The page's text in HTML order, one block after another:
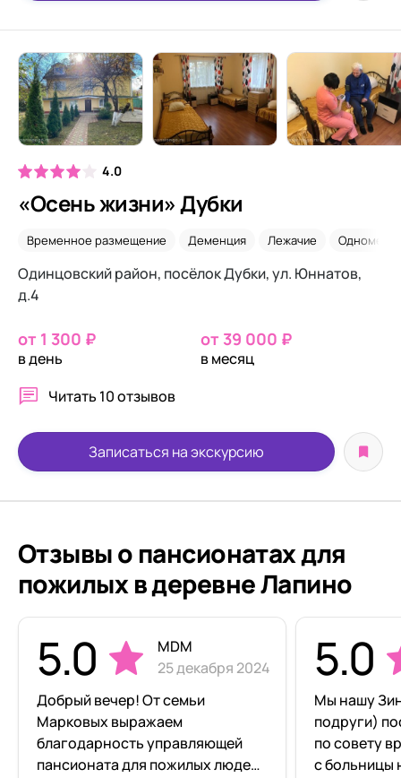
4.0
«Осень жизни» Дубки
Временное размещение Деменция Лежачие
Одинцовский район, посёлок Дубки, ул. Юннатов,
д.4
от 1 300 ₽
в день
от 39 000 ₽
в месяц
Читать 10 отзывов
Записаться на экскурсию
Отзывы о пансионатах для
пожилых в деревне Лапино
5.0
MDM
25 декабря 2024
Добрый вечер! От семьи
Марковых выражаем
благодарность управляющей
пансионата для пожилых людей
5.0
Мы нашу
подруги)
по совету
с больницы